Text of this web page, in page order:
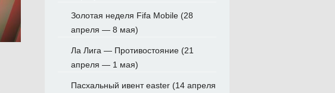
Золотая неделя Fifa Mobile (28
апреля — 8 мая)
Ла Лига — Противостояние (21
апреля — 1 мая)
Пасхальный ивент easter (14 апреля